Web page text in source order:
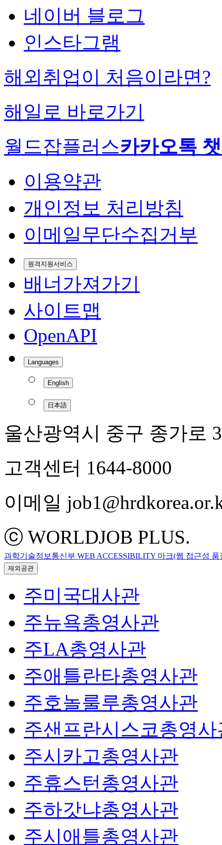
네이버 블로그
인스타그램
해외취업이 처음이라면?
해일로 바로가기
월드잡플러스카카오톡
이용약관
개인정보 처리방침
이메일무단수집거부
원격지원서비스
배너가져가기
사이트맵
OpenAPI
Languages
English
日本語
울산광역시 중구 종가로
고객센터 1644-8000
이메일
ⓒ WORLDJOB PLUS.
과학기술정보통신부 WEB ACCESSIBILITY 마크(웹 접근성 품
재외공관
주미국대사관
주뉴욕총영사관
주LA총영사관
주애틀란타총영사관
주호놀룰루총영사관
주샌프란시스코총영사
주시카고총영사관
주휴스턴총영사관
주하갓냐총영사관
주시애틀총영사관